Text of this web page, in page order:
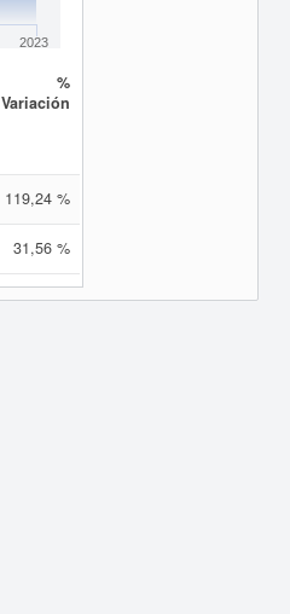
2023
%
Variación
119,24 %
31,56 %